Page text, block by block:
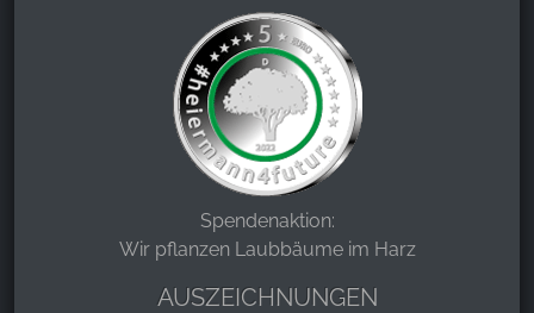
Spendenaktion:
Wir pflanzen Laubbäume im Harz
AUSZEICHNUNGEN